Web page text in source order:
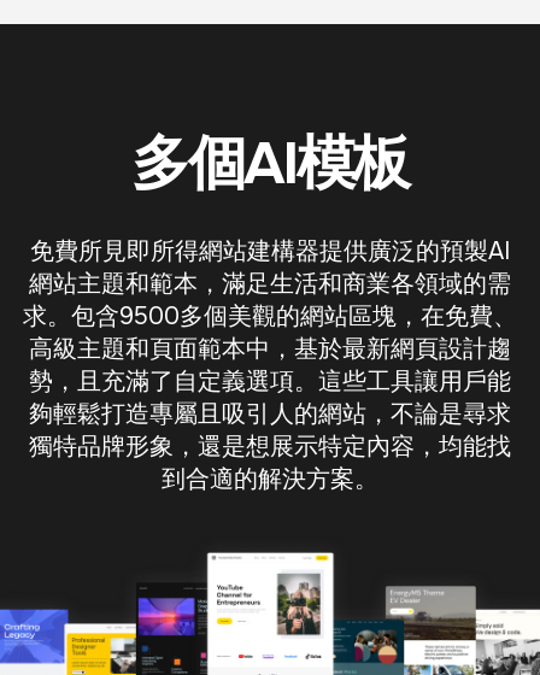
多個AI模板
免費所見即所得網站建構器提供廣泛的預製AI
網站主題和範本，滿足生活和商業各領域的需
求。包含9500多個美觀的網站區塊，在免費、
高級主題和頁面範本中，基於最新網頁設計趨
勢，且充滿了自定義選項。這些工具讓用戶能
夠輕鬆打造專屬且吸引人的網站，不論是尋求
獨特品牌形象，還是想展示特定內容，均能找
到合適的解決方案。